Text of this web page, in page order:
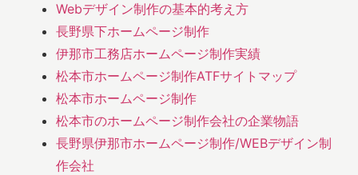
Webデザイン制作の基本的考え方
長野県下ホームページ制作
伊那市工務店ホームページ制作実績
松本市ホームページ制作ATFサイトマップ
松本市ホームページ制作
松本市のホームページ制作会社の企業物語
長野県伊那市ホームページ制作/WEBデザイン制
作会社